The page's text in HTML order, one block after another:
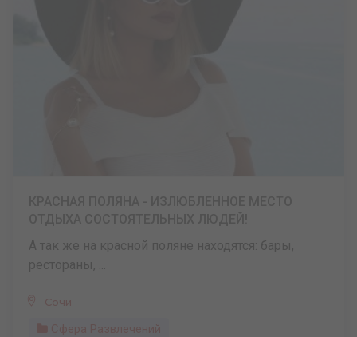
А так же на красной поляне находятся: бары,
рестораны, ...
Сочи
Сфера Развлечений